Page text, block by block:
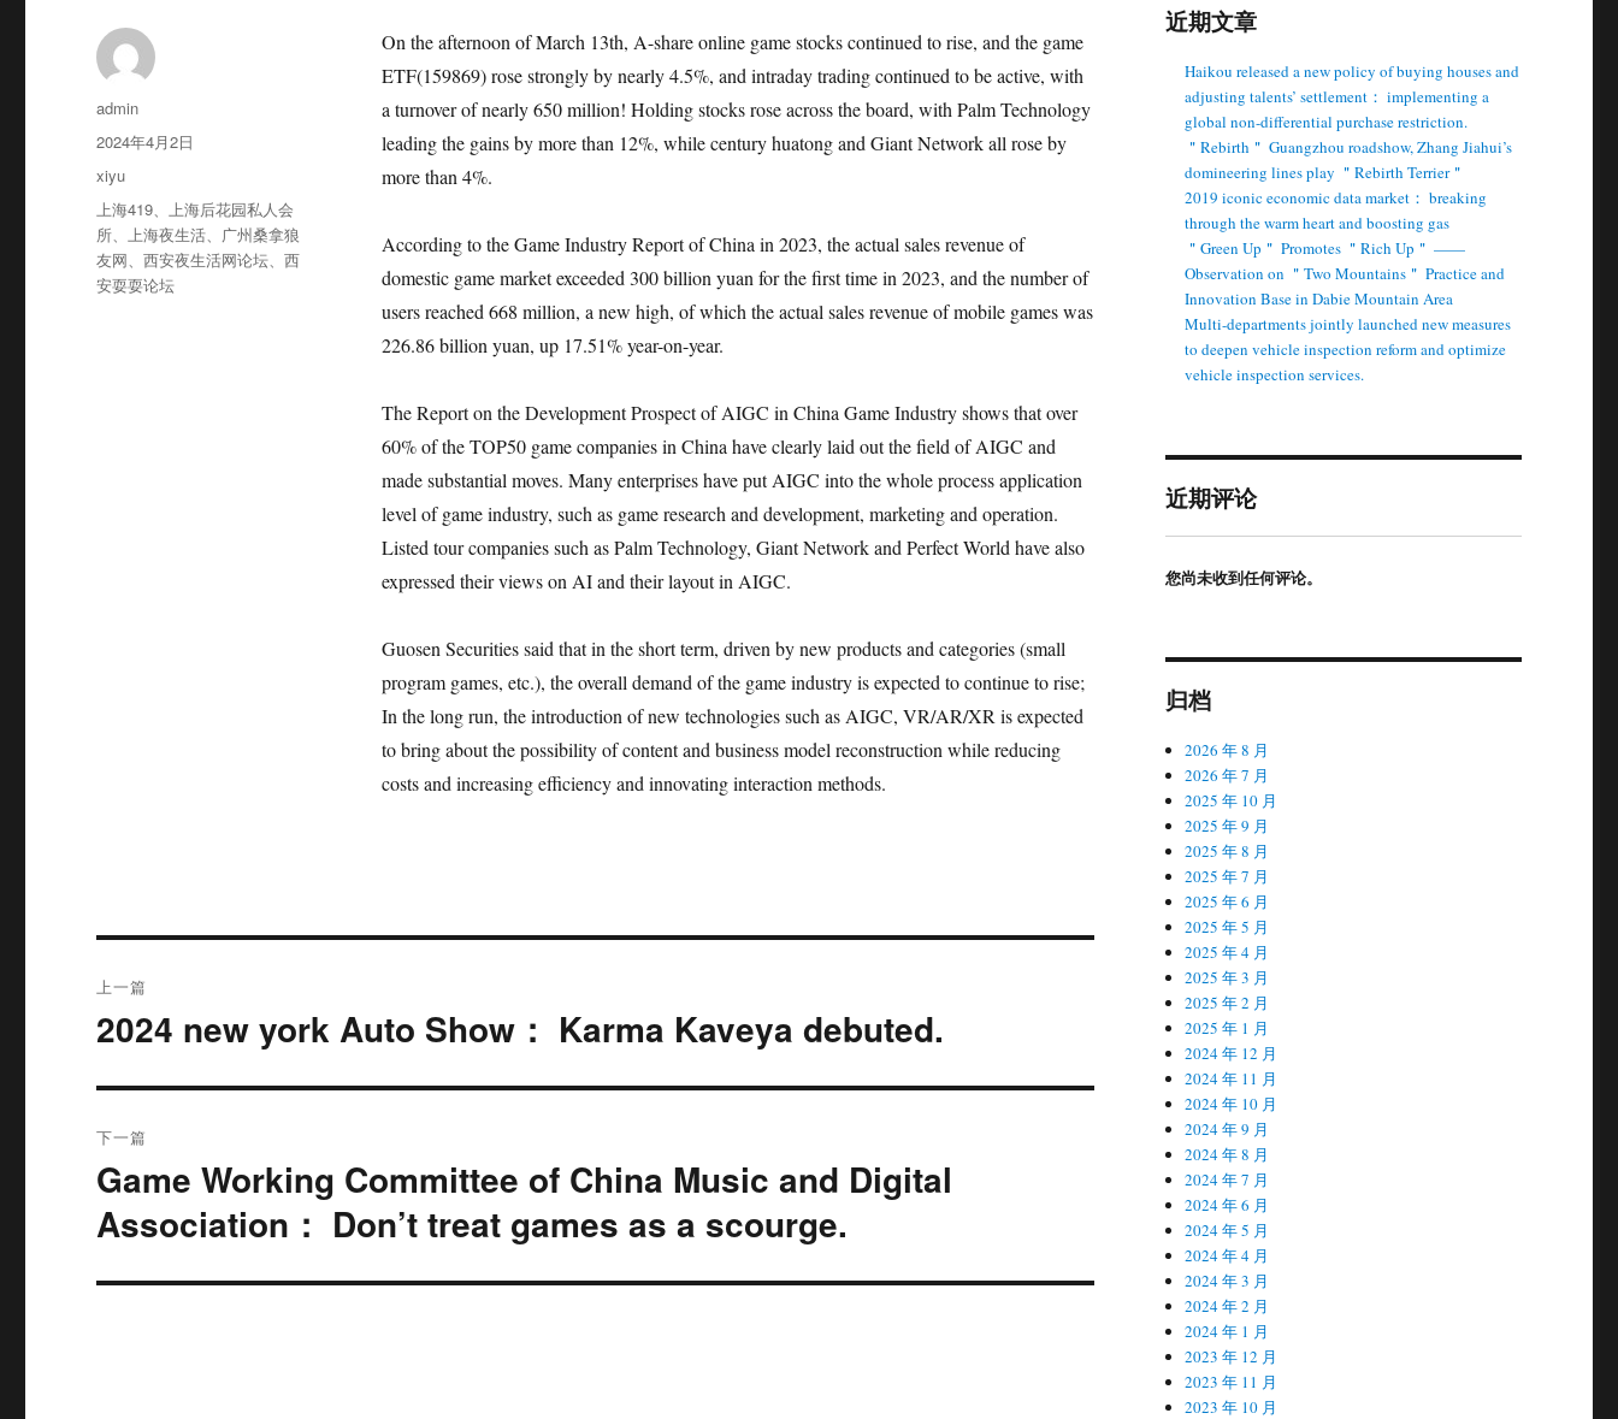
On the afternoon of March 13th, A-share online game stocks continued to rise, and the game
ETF(159869) rose strongly by nearly 4.5%, and intraday trading continued to be active, with
a turnover of nearly 650 million! Holding stocks rose across the board, with Palm Technology
leading the gains by more than 12%, while century huatong and Giant Network all rose by
more than 4%.
According to the Game Industry Report of China in 2023, the actual sales revenue of
domestic game market exceeded 300 billion yuan for the first time in 2023, and the number of
users reached 668 million, a new high, of which the actual sales revenue of mobile games was
226.86 billion yuan, up 17.51% year-on-year.
The Report on the Development Prospect of AIGC in China Game Industry shows that over
60% of the TOP50 game companies in China have clearly laid out the field of AIGC and
made substantial moves. Many enterprises have put AIGC into the whole process application
level of game industry, such as game research and development, marketing and operation.
Listed tour companies such as Palm Technology, Giant Network and Perfect World have also
expressed their views on AI and their layout in AIGC.
Guosen Securities said that in the short term, driven by new products and categories (small
program games, etc.), the overall demand of the game industry is expected to continue to rise;
In the long run, the introduction of new technologies such as AIGC, VR/AR/XR is expected
to bring about the possibility of content and business model reconstruction while reducing
costs and increasing efficiency and innovating interaction methods.
作
者
admin
发
布
于
2024年4月2日
分
类
xiyu
标
签
上海419、上海后花园私人会
所、上海夜生活、 广州桑拿狼
友网、西安夜生活网论坛、西
安耍耍论坛
章
上一篇
上
文
2024 new york Auto Show： Karma Kaveya debuted.
下一篇
下
篇
文
章：
Game Working Committee of China Music and Digital
Association： Don’t treat games as a scourge.
近期文章
Haikou released a new policy of buying houses and
adjusting talents’ settlement： implementing a
global non-differential purchase restriction.
＂Rebirth＂ Guangzhou roadshow, Zhang Jiahui’s
domineering lines play ＂Rebirth Terrier＂
2019 iconic economic data market： breaking
through the warm heart and boosting gas
＂Green Up＂ Promotes ＂Rich Up＂ ——
Observation on ＂Two Mountains＂ Practice and
Innovation Base in Dabie Mountain Area
Multi-departments jointly launched new measures
to deepen vehicle inspection reform and optimize
vehicle inspection services.
近期评论
您尚未收到任何评论。
归档
2026 年 8 月
2026 年 7 月
2025 年 10 月
2025 年 9 月
2025 年 8 月
2025 年 7 月
2025 年 6 月
2025 年 5 月
2025 年 4 月
2025 年 3 月
2025 年 2 月
2025 年 1 月
2024 年 12 月
2024 年 11 月
2024 年 10 月
2024 年 9 月
2024 年 8 月
2024 年 7 月
2024 年 6 月
2024 年 5 月
2024 年 4 月
2024 年 3 月
2024 年 2 月
2024 年 1 月
2023 年 12 月
2023 年 11 月
2023 年 10 月